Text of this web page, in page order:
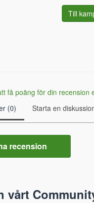
Till
få poäng för din recension
(0)
Starta en
recension
vårt